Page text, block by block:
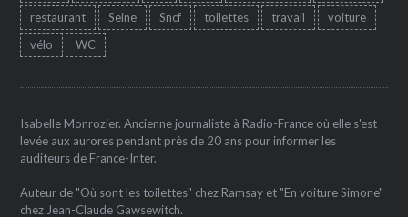
restaurant
Seine Sncf toilettes travail
voiture
vélo
WC
Isabelle Monrozier. Ancienne journaliste à Radio-France où elle s'est
levée aux aurores pendant près de 20 ans pour informer les
auditeurs de France-Inter.
Auteur de "Où sont les toilettes" chez Ramsay et "En voiture Simone"
chez Jean-Claude Gawsewitch.